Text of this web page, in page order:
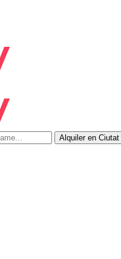
Alquiler en